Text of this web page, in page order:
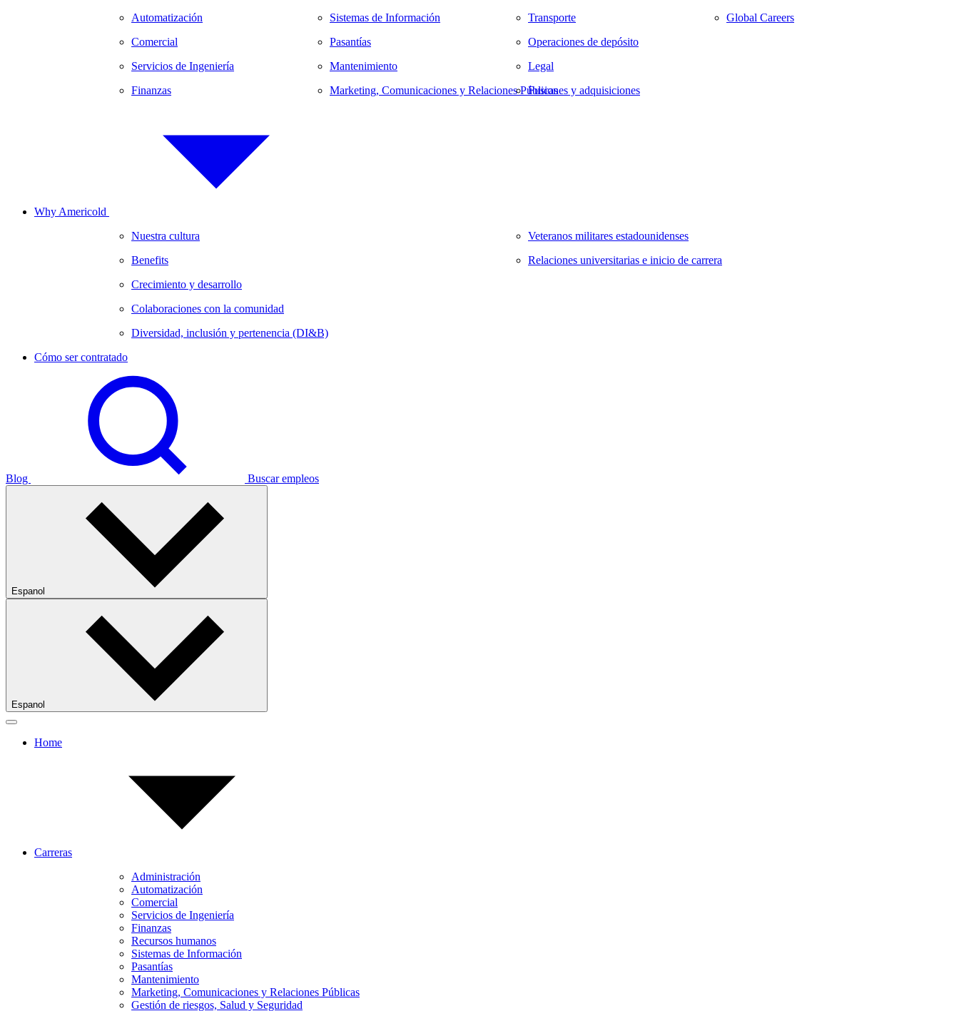
Automatización
Comercial
Servicios de Ingeniería
Finanzas
Sistemas de Información
Pasantías
Mantenimiento
Marketing, Comunicaciones y Relaciones Públicas
Transporte
Operaciones de depósito
Legal
Fusiones y adquisiciones
Global Careers
Why Americold
Nuestra cultura
Benefits
Crecimiento y desarrollo
Colaboraciones con la comunidad
Diversidad, inclusión y pertenencia (DI&B)
Veteranos militares estadounidenses
Relaciones universitarias e inicio de carrera
Cómo ser contratado
Blog Buscar empleos
Espanol
Espanol
Home
Carreras
Administración
Automatización
Comercial
Servicios de Ingeniería
Finanzas
Recursos humanos
Sistemas de Información
Pasantías
Mantenimiento
Marketing, Comunicaciones y Relaciones Públicas
Gestión de riesgos, Salud y Seguridad